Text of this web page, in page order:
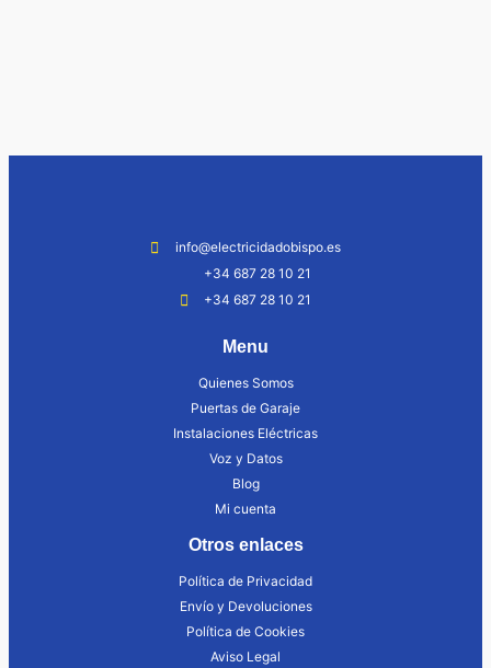
info@electricidadobispo.es
+34 687 28 10 21
+34 687 28 10 21
Menu
Quienes Somos
Puertas de Garaje
Instalaciones Eléctricas
Voz y Datos
Blog
Mi cuenta
Otros enlaces
Política de Privacidad
Envío y Devoluciones
Política de Cookies
Aviso Legal